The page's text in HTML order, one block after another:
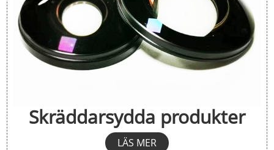
Skräddarsydda produkter
LÄS MER